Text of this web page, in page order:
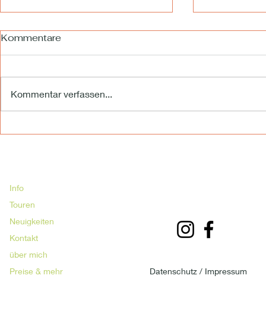
Kommentare
Kommentar verfassen...
Info
Touren
Neuigkeiten
Kontakt
über mich
Preise & mehr
Datenschutz / Impressum